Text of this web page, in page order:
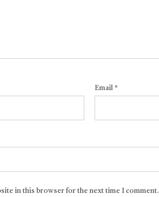
Email *
in this browser for the next time I comment.